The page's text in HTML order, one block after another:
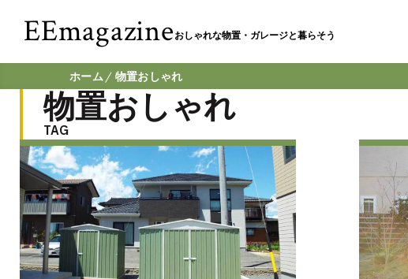
EEmagazine おしゃれな物置・ガレージと暮らそう
ホーム 物置おしゃれ
物置おしゃれ
TAG